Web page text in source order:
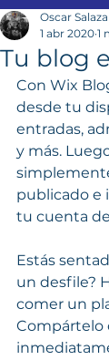
Tu blog
Oscar
1 abr 2020 1
Con Wix
desde tu
entradas,
y más.
publicado e
tu cuenta
Estás
un desfile?
comer un
Compártelo